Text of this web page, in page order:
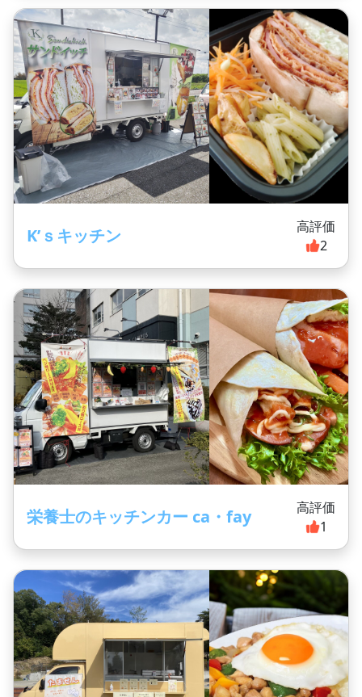
K’ｓキッチン
高評価
2
栄養士のキッチンカー ca・fay
高評価
1